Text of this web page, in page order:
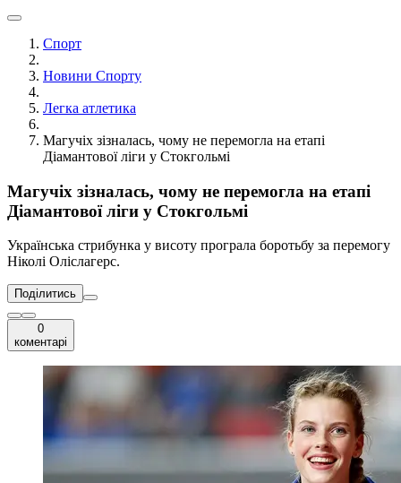
Спорт
Новини Спорту
Легка атлетика
Магучіх зізналась, чому не перемогла на етапі
Діамантової ліги у Стокгольмі
Магучіх зізналась, чому не перемогла на етапі
Діамантової ліги у Стокгольмі
Українська стрибунка у висоту програла боротьбу за перемогу
Ніколі Оліслагерс.
Поділитись
0
коментарі